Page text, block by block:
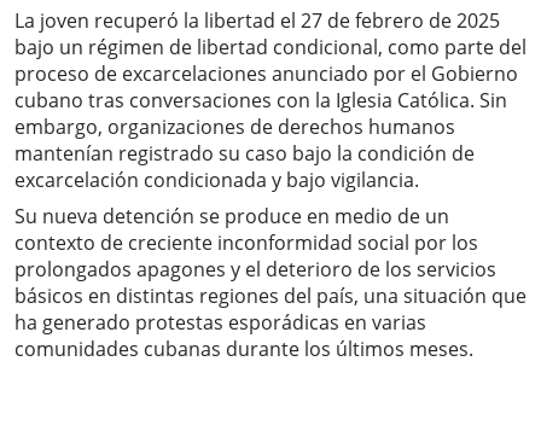
La joven recuperó la libertad el 27 de febrero de 2025
bajo un régimen de libertad condicional, como parte del
proceso de excarcelaciones anunciado por el Gobierno
cubano tras conversaciones con la Iglesia Católica. Sin
embargo, organizaciones de derechos humanos
mantenían registrado su caso bajo la condición de
excarcelación condicionada y bajo vigilancia.
Su nueva detención se produce en medio de un
contexto de creciente inconformidad social por los
prolongados apagones y el deterioro de los servicios
básicos en distintas regiones del país, una situación que
ha generado protestas esporádicas en varias
comunidades cubanas durante los últimos meses.